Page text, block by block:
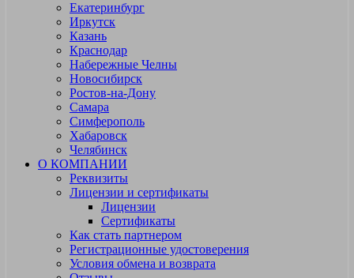
Екатеринбург
Иркутск
Казань
Краснодар
Набережные Челны
Новосибирск
Ростов-на-Дону
Самара
Симферополь
Хабаровск
Челябинск
О КОМПАНИИ
Реквизиты
Лицензии и сертификаты
Лицензии
Сертификаты
Как стать партнером
Регистрационные удостоверения
Условия обмена и возврата